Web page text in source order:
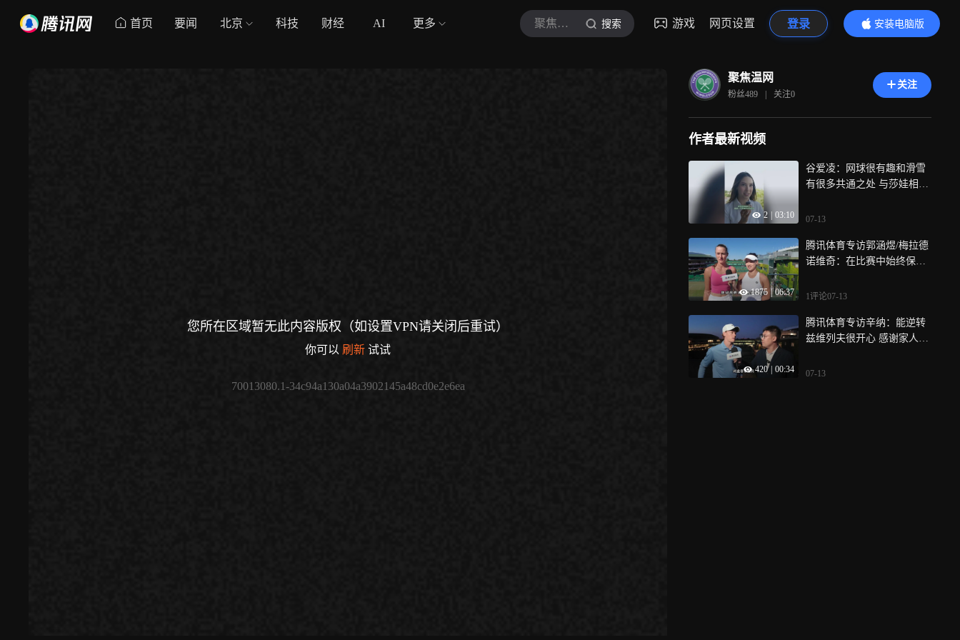
首页 要闻 北京 科技 财经 AI 更多 聚焦温网 搜索 游戏 网页设置 登录
安装电脑版
内容更精彩
您所在区域暂无此内容版权（如设置VPN请关闭后重试）
你可以 刷新 试试
70013080.1-34c94a130a04a3902145a48cd0e2e6ea
聚焦温网
粉丝489 | 关注0
关注
作者最新视频
2 03:10
谷爱凌：网球很有趣和滑雪
有很多共通之处 与莎娃相遇
07-13
1875 | 06:37
腾讯体育专访郭涵煜/梅拉德
诺维奇：在比赛中始终保持
都在增加自信
1评论07-13
420 00:34
腾讯体育专访辛纳：能逆转
兹维列夫很开心 感谢家人和
07-13